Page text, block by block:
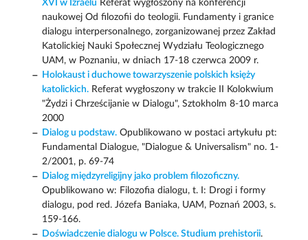
XVI w Izraelu Referat wygłoszony na konferencji
naukowej Od filozofii do teologii. Fundamenty i granice
dialogu interpersonalnego, zorganizowanej przez Zakład
Katolickiej Nauki Społecznej Wydziału Teologicznego
UAM, w Poznaniu, w dniach 17-18 czerwca 2009 r.
Holokaust i duchowe towarzyszenie polskich księży
katolickich.Referat wygłoszony w trakcie II Kolokwium
"Żydzi i Chrześcijanie w Dialogu", Sztokholm 8-10 marca
2000
Dialog u podstaw.Opublikowano w postaci artykułu pt:
Fundamental Dialogue, "Dialogue & Universalism" no. 1-
2/2001, p. 69-74
Dialog międzyreligijny jako problem filozoficzny.
Opublikowano w: Filozofia dialogu, t. I: Drogi i formy
dialogu, pod red. Józefa Baniaka, UAM, Poznań 2003, s.
159-166.
Doświadczenie dialogu w Polsce. Studium prehistorii.